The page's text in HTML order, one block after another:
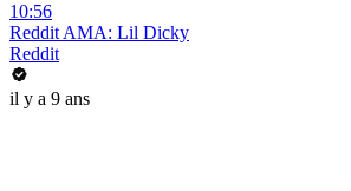
10:56
Reddit AMA: Lil Dicky
Reddit
il y a 9 ans